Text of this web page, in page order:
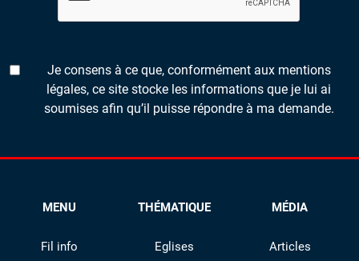
Je consens à ce que, conformément aux mentions
légales, ce site stocke les informations que je lui ai
soumises afin qu’il puisse répondre à ma demande.
MENU
Fil info
THÉMATIQUE
Eglises
MÉDIA
Articles